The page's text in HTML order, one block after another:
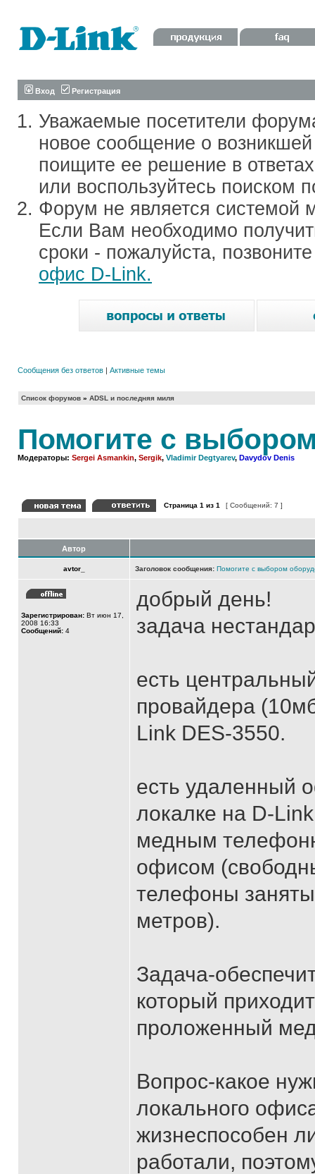
Вход Регистрация
Уважаемые посетители
новое сообщение о
поищите ее решение в
или воспользуйтесь поиском
Форум не является системой
Если Вам необходимо
сроки - пожалуйста,
офис D-Link.
Сообщения без ответов | Активные темы
Список форумов » ADSL и последняя миля
Помогите с
Модераторы: Sergei Asmankin, Sergik, Vladimir Degtyarev, Davydov Denis
Страница 1 из 1 [ Сообщений: 7 ]
Автор
avtor_ Заголовок сообщения: Помогите с выбором
Зарегистрирован: Вт июн 17,
2008 16:33
Сообщений: 4
добрый день!
задача
есть
провайдера
Link DES-3550.
есть удаленный
локалке на D-
медным
офисом
телефоны
метров).
Задача-
который
проложенный
Вопрос-какое
локального
жизнеспособен
работали,